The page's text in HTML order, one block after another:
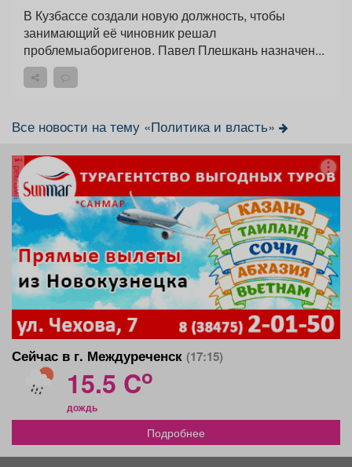
В Кузбассе создали новую должность, чтобы
занимающий её чиновник решал
проблемыаборигенов. Павел Плешкань назначен...
Все новости на тему «Политика и власть»
реклама
Сейчас в г. Междуреченск (17:15)
15.5 Co
дождь
Подробнее